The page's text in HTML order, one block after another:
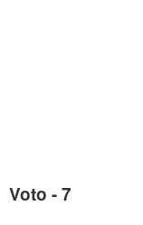
Voto - 7